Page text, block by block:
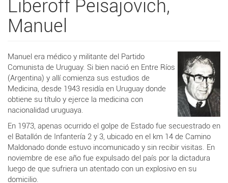
Liberoff Peisajovich,
Manuel
Manuel era médico y militante del Partido
Comunista de Uruguay. Si bien nació en Entre Ríos
(Argentina) y allí comienza sus estudios de
Medicina, desde 1943 residía en Uruguay donde
obtiene su título y ejerce la medicina con
nacionalidad uruguaya.
En 1973, apenas ocurrido el golpe de Estado fue secuestrado en
el Batallón de Infantería 2 y 3, ubicado en el km 14 de Camino
Maldonado donde estuvo incomunicado y sin recibir visitas. En
noviembre de ese año fue expulsado del país por la dictadura
luego de que sufriera un atentado con un explosivo en su
domicilio.